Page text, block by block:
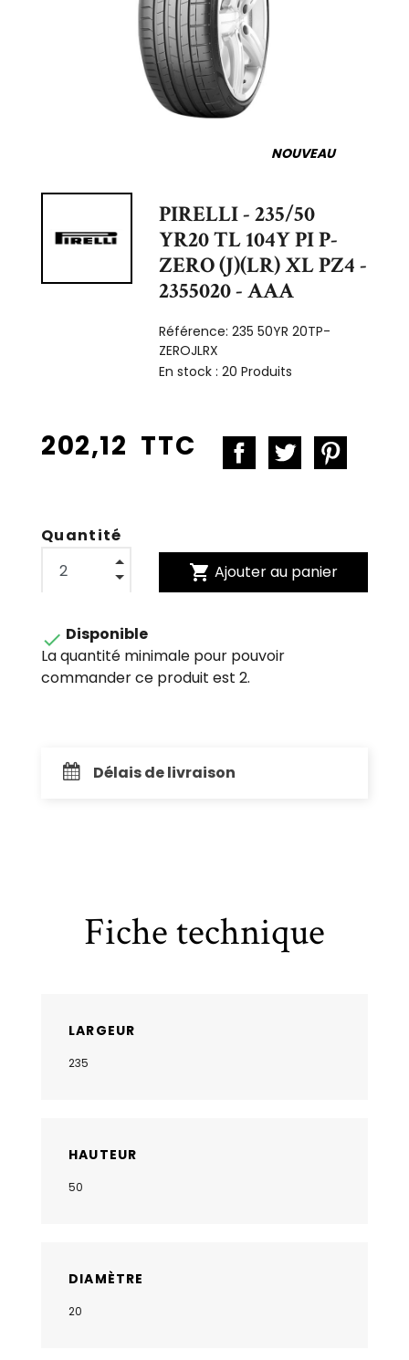
NOUVEAU
PIRELLI - 235/50
YR20 TL 104Y PI P-
ZERO (J)(LR) XL PZ4 -
2355020 - AAA
Référence:235 50YR 20TP-
ZEROJLRX
En stock :20 Produits
202,12 TTC
Quantité
shopping_cart Ajouter au panier
 Disponible
La quantité minimale pour pouvoir
commander ce produit est 2.
Délais de livraison
Fiche technique
LARGEUR
235
HAUTEUR
50
DIAMÈTRE
20